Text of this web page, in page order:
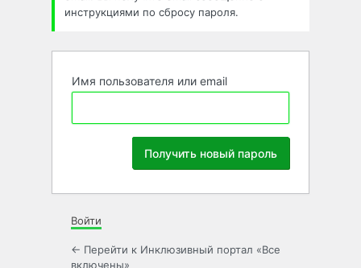
инструкциями по сбросу пароля.
Имя пользователя или email
Войти
← Перейти к Инклюзивный портал «Все
включены»